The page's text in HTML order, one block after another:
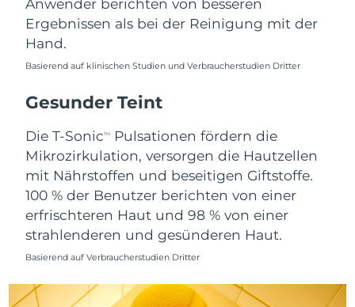
Anwender berichten von besseren
Ergebnissen als bei der Reinigung mit der
Hand.
Basierend auf klinischen Studien und Verbraucherstudien Dritter
Gesunder Teint
Die T-SonicTM
Pulsationen fördern die
Mikrozirkulation, versorgen die Hautzellen
mit Nährstoffen und beseitigen Giftstoffe.
100 % der Benutzer berichten von einer
erfrischteren Haut und 98 % von einer
strahlenderen und gesünderen Haut.
Basierend auf Verbraucherstudien Dritter
Saudi-Arabien Erwartete Lieferung8/10/26
Singapur Erwartete Lieferung8/11/26
Slowakei
Slowenien Erwartete Lieferung
Südafrika Erwartete Lieferung8/17/26
Südkorea Erwartete Lieferung
Schweden Erwartete Lieferung8/9/26